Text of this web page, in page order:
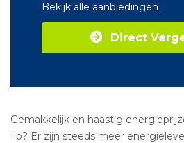
Bekijk alle aanbiedingen
Direct
Gemakkelijk en haastig
Ilp? Er zijn steeds meer